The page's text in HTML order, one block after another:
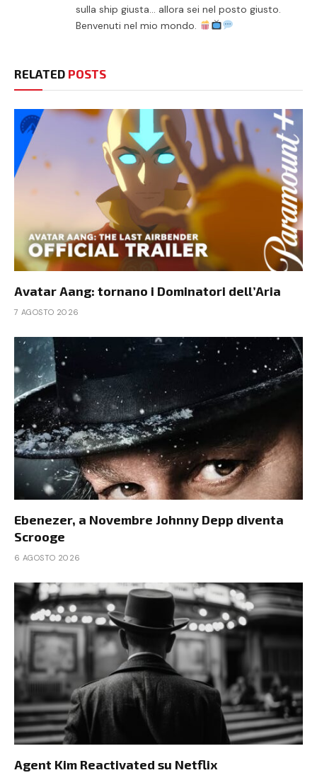
sulla ship giusta… allora sei nel posto giusto.
Benvenuti nel mio mondo.
RELATED POSTS
Avatar Aang: tornano i Dominatori dell’Aria
7 AGOSTO 2026
Ebenezer, a Novembre Johnny Depp diventa
Scrooge
6 AGOSTO 2026
Agent Kim Reactivated su Netflix